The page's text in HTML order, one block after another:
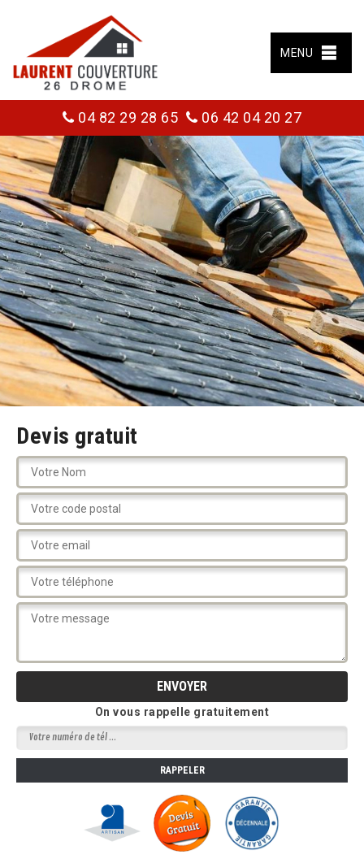
MENU
04 82 29 28 65 06 42 04 20 27
Devis gratuit
On vous rappelle gratuitement